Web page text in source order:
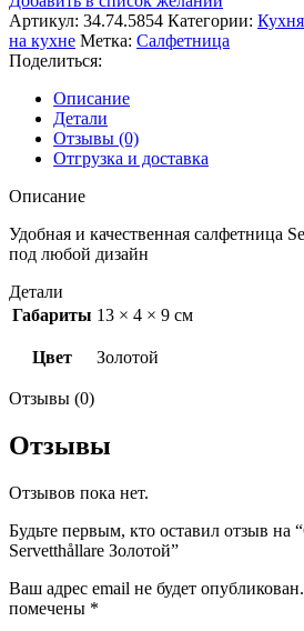
Золотой
Артикул: 34.74.5854 Категории: Кухня
на кухне Метка: Салфетница
Поделиться:
Описание
Детали
Отзывы (0)
Отгрузка и доставка
Описание
Удобная и качественная салфетница
под любой дизайн
Детали
Габариты 13 × 4 × 9 см
Цвет Золотой
Отзывы (0)
Отзывы
Отзывов пока нет.
Будьте первым, кто оставил отзыв на
Servetthållare Золотой”
Ваш адрес email не будет опубликован.
помечены *